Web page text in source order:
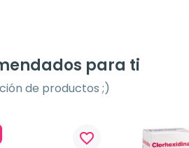
para ti
de productos ;)
favorite_border